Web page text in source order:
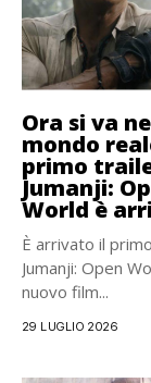
Ora si va
mondo
primo
Jumanji:
World è
È arrivato il
Jumanji: Open
nuovo film...
29 LUGLIO 2026